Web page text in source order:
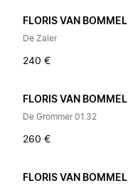
FLORIS VAN BOMMEL
De Zaler
240 €
FLORIS VAN BOMMEL
De Grommer 01.32
260 €
FLORIS VAN BOMMEL